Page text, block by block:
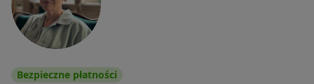
Bezpieczne płatności